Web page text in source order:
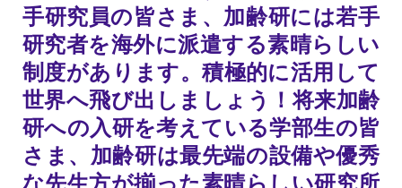
手研究員の皆さま、加齢研には若手
研究者を海外に派遣する素晴らしい
制度があります。積極的に活用して
世界へ飛び出しましょう！将来加齢
研への入研を考えている学部生の皆
さま、加齢研は最先端の設備や優秀
な先生方が揃った素晴らしい研究所